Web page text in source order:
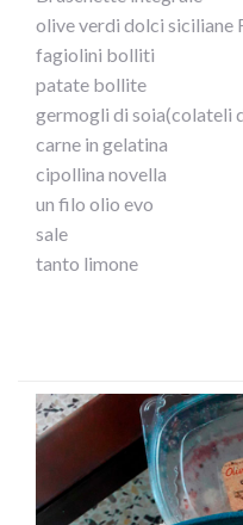
olive verdi dolci siciliane
fagiolini bolliti
patate bollite
germogli di soia(colateli
carne in gelatina
cipollina novella
un filo olio evo
sale
tanto limone
In una
bruschetta
passata velocemente
piace croccante ma se
lasciatela in acqua